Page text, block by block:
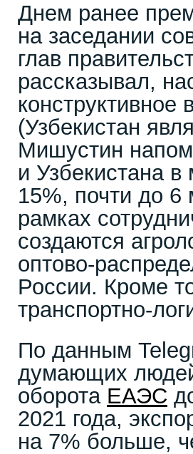
Днем ранее
на заседании
глав
рассказывал,
(Узбекистан
Мишустин
и Узбекистана
15%, почти до
рамках
создаются
оптово-
России. Кроме
транспортно-
По данным
думающих
оборота ЕАЭС
2021 года,
на 7% больше,